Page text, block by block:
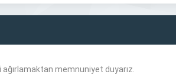
memnuniyet duyarız.